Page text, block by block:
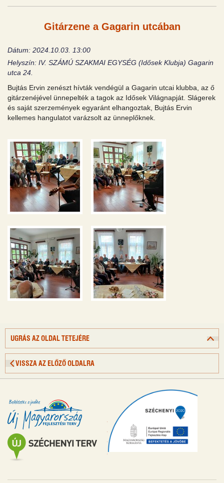
Gitárzene a Gagarin utcában
Dátum: 2024.10.03. 13:00
Helyszín: IV. SZÁMÚ SZAKMAI EGYSÉG (Idősek Klubja) Gagarin
utca 24.
Bujtás Ervin zenészt hívták vendégül a Gagarin utcai klubba, az ő
gitárzenéjével ünnepelték a tagok az Idősek Világnapját. Slágerek
és saját szerzemények egyaránt elhangoztak, Bujtás Ervin
kellemes hangulatot varázsolt az ünneplőknek.
UGRÁS AZ OLDAL TETEJÉRE
VISSZA AZ ELŐZŐ OLDALRA